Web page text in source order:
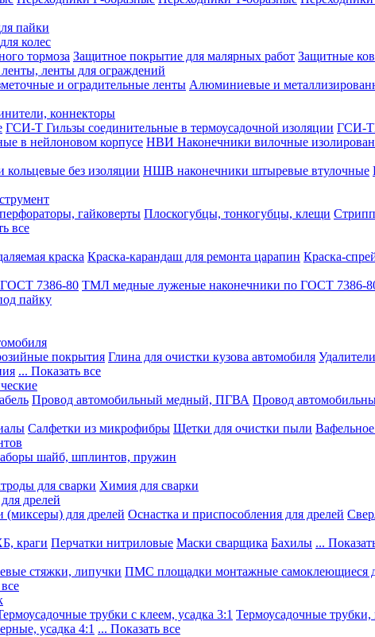
пайки
колес
тормоза Защитное покрытие для малярных работ Защитные
ленты для ограждений
и оградительные ленты Алюминиевые и
коннекторы
ГСИ-Т Гильзы соединительные в термоусадочной изоляции ГСИ-
в нейлоновом корпусе НВИ Наконечники вилочные
без изоляции НШВ наконечники штыревые втулочные
гайковерты Плоскогубцы, тонкогубцы, клещи
все
краска Краска-карандаш для ремонта царапин Краска-
7386-80 ТМЛ медные луженые наконечники по ГОСТ 7386-
пайку
покрытия Глина для очистки кузова автомобиля
... Показать все
Провод автомобильный медный, ПГВА Провод
Салфетки из микрофибры Щетки для очистки пыли
шайб, шплинтов, пружин
для сварки Химия для сварки
дрелей
(миксеры) для дрелей Оснастка и приспособления для дрелей
краги Перчатки нитриловые Маски сварщика Бахилы ...
стяжки, липучки ПМС площадки монтажные самоклеющиеся
трубки с клеем, усадка 3:1 Термоусадочные трубки,
усадка 4:1 ... Показать все